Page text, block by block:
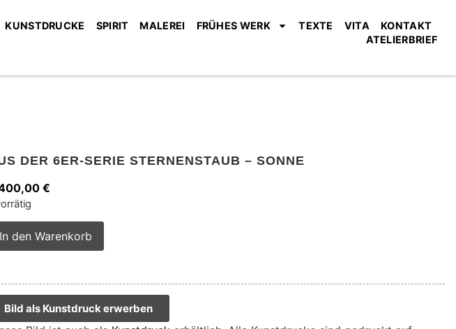
KUNSTDRUCKE SPIRIT MALEREI FRÜHES WERK TEXTE VITA
KONTAKT
ATELIERBRIEF
DER 6ER-SERIE STERNENSTAUB – SONNE
€
In den Warenkorb
Bild als Kunstdruck erwerben